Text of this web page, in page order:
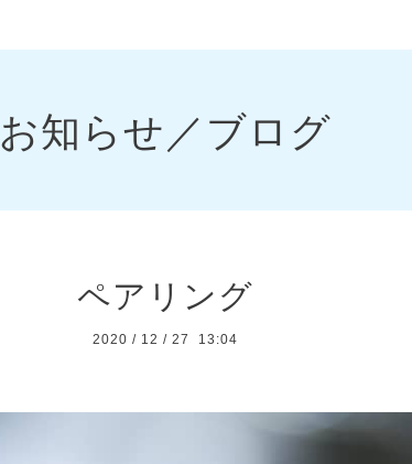
お知らせ／ブログ
ペアリング
2020 / 12 / 27 13:04